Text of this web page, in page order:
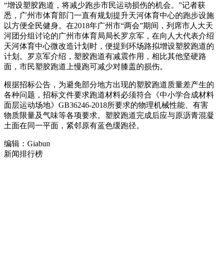
“增设塑胶跑道，将减少跑步市民运动损伤的机会。”记者获
悉，广州市体育部门一直有规划提升天河体育中心的跑步设施
以方便全民健身。在2018年广州市“两会”期间，列席市人大天
河团分组讨论的广州市体育局局长罗京军，在向人大代表介绍
天河体育中心微改造计划时，便提到环场路拟增设塑胶跑道的
计划。罗京军介绍，塑胶跑道有减震作用，相比其他坚硬路
面，市民塑胶跑道上慢跑可减少对膝盖的损伤。
根据招标公告，为避免部分地方出现的塑胶跑道质量差产生的
各种问题，招标文件要求跑道材料必须符合《中小学合成材料
面层运动场地》GB36246-2018所要求的物理机械性能、有害
物质限量及气味等各项要求。塑胶跑道完成后应与原沥青混凝
土面在同一平面，紧邻原有蓝色缓跑径。
编辑：Giabun
新闻排行榜